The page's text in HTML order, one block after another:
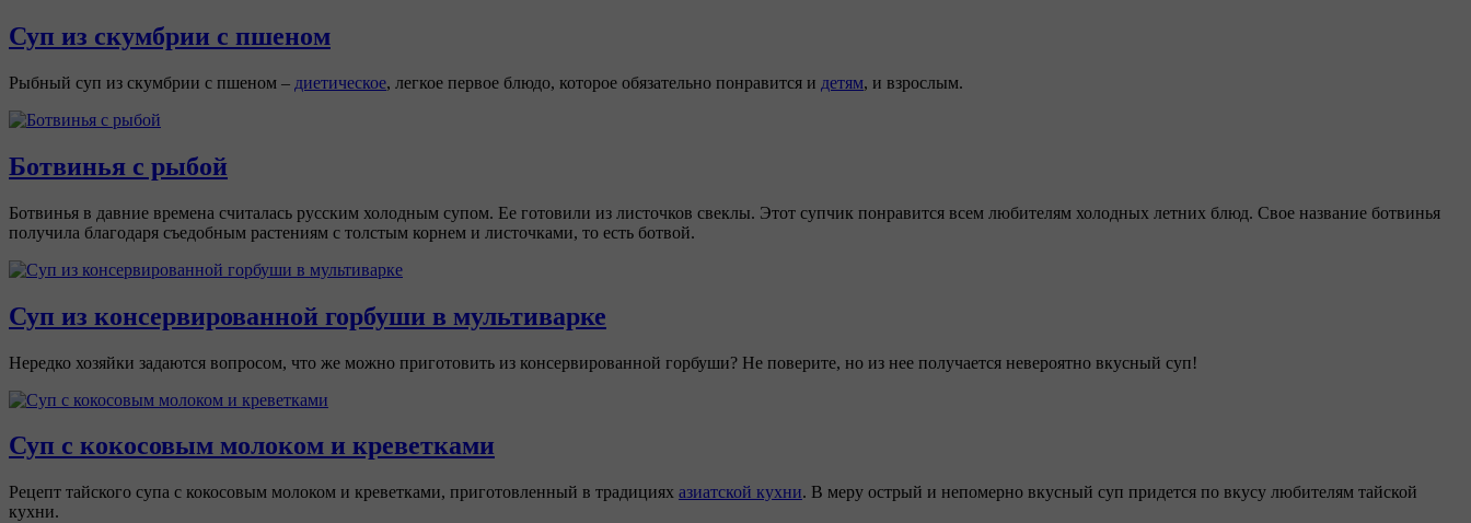
Суп из скумбрии с пшеном
Рыбный суп из скумбрии с пшеном – диетическое, легкое первое блюдо, которое обязательно понравится и детям, и взрослым.
Ботвинья с рыбой
Ботвинья в давние времена считалась русским холодным супом. Ее готовили из листочков свеклы. Этот супчик понравится всем любителям холодных летних блюд. Свое название ботвинья
получила благодаря съедобным растениям с толстым корнем и листочками, то есть ботвой.
Суп из консервированной горбуши в мультиварке
Нередко хозяйки задаются вопросом, что же можно приготовить из консервированной горбуши? Не поверите, но из нее получается невероятно вкусный суп!
Суп с кокосовым молоком и креветками
Рецепт тайского супа с кокосовым молоком и креветками, приготовленный в традициях азиатской кухни. В меру острый и непомерно вкусный суп придется по вкусу любителям тайской
кухни.